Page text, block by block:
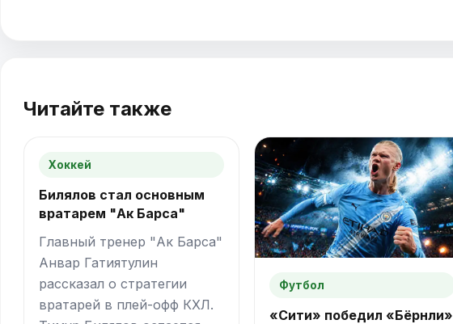
Читайте также
Хоккей
Билялов стал основным
вратарем "Ак Барса"
Главный тренер "Ак Барса"
Анвар Гатиятулин
рассказал о стратегии
вратарей в плей-офф КХЛ.
Футбол
«Сити» победил «Бёрнли»